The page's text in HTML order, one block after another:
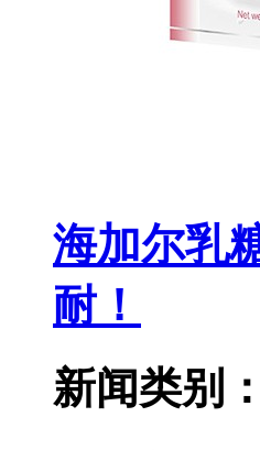
海加尔乳
耐！
新闻类别